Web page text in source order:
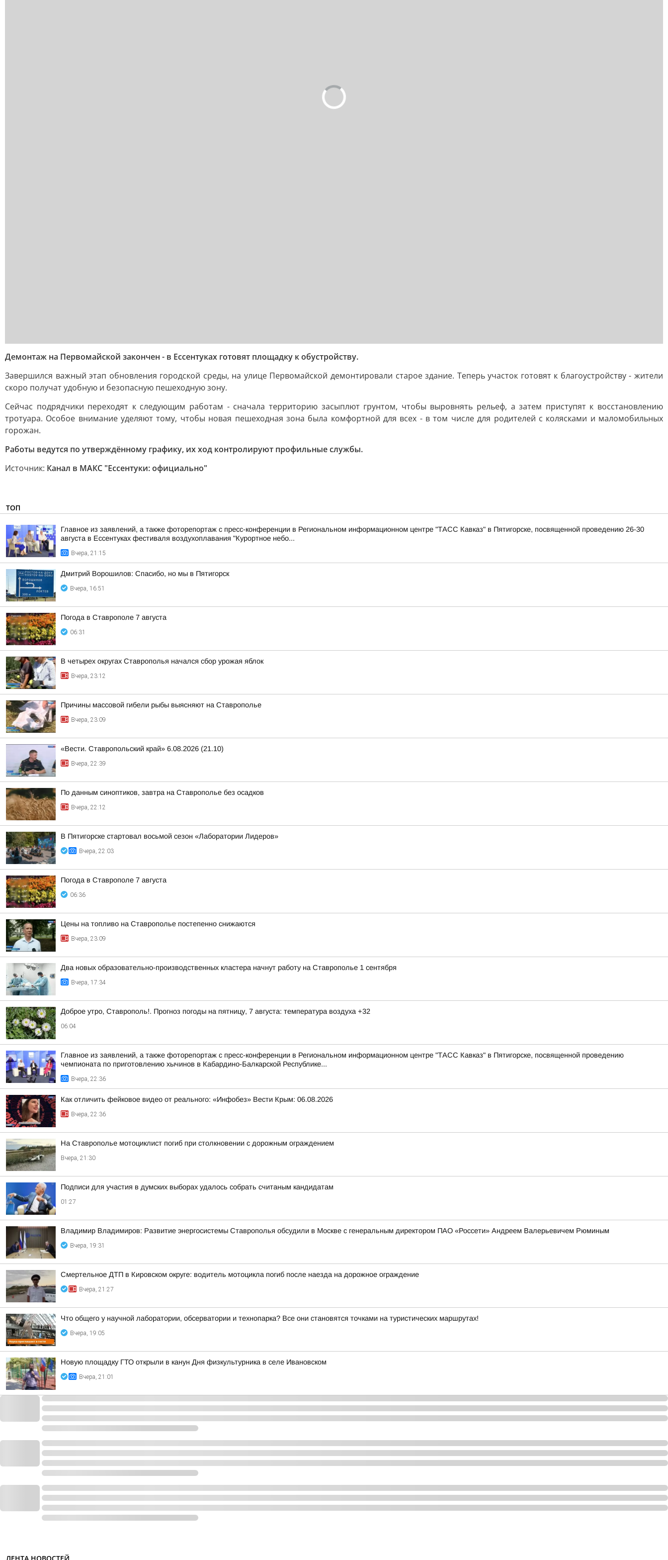
Демонтаж на Первомайской закончен - в Ессентуках готовят площадку к обустройству.
Завершился важный этап обновления городской среды, на улице Первомайской демонтировали старое здание. Теперь участок готовят к благоустройству - жители
скоро получат удобную и безопасную пешеходную зону.
Сейчас подрядчики переходят к следующим работам - сначала территорию засыплют грунтом, чтобы выровнять рельеф, а затем приступят к восстановлению
тротуара. Особое внимание уделяют тому, чтобы новая пешеходная зона была комфортной для всех - в том числе для родителей с колясками и маломобильных
горожан.
Работы ведутся по утверждённому графику, их ход контролируют профильные службы.
Источник: Канал в МАКС "Ессентуки: официально"
ТОП
Главное из заявлений, а также фоторепортаж с пресс-конференции в Региональном информационном центре "ТАСС Кавказ" в Пятигорске, посвященной проведению 26-30
августа в Ессентуках фестиваля воздухоплавания "Курортное небо...
Вчера, 21:15
Дмитрий Ворошилов: Спасибо, но мы в Пятигорск
Вчера, 16:51
Погода в Ставрополе 7 августа
06:31
В четырех округах Ставрополья начался сбор урожая яблок
Вчера, 23:12
Причины массовой гибели рыбы выясняют на Ставрополье
Вчера, 23:09
«Вести. Ставропольский край» 6.08.2026 (21.10)
Вчера, 22:39
По данным синоптиков, завтра на Ставрополье без осадков
Вчера, 22:12
В Пятигорске стартовал восьмой сезон «Лаборатории Лидеров»
Вчера, 22:03
Погода в Ставрополе 7 августа
06:36
Цены на топливо на Ставрополье постепенно снижаются
Вчера, 23:09
Два новых образовательно-производственных кластера начнут работу на Ставрополье 1 сентября
Вчера, 17:34
Доброе утро, Ставрополь!. Прогноз погоды на пятницу, 7 августа: температура воздуха +32
06:04
Главное из заявлений, а также фоторепортаж с пресс-конференции в Региональном информационном центре "ТАСС Кавказ" в Пятигорске, посвященной проведению
чемпионата по приготовлению хычинов в Кабардино-Балкарской Республике...
Вчера, 22:36
Как отличить фейковое видео от реального: «Инфобез» Вести Крым: 06.08.2026
Вчера, 22:36
На Ставрополье мотоциклист погиб при столкновении с дорожным ограждением
Вчера, 21:30
Подписи для участия в думских выборах удалось собрать считаным кандидатам
01:27
Владимир Владимиров: Развитие энергосистемы Ставрополья обсудили в Москве с генеральным директором ПАО «Россети» Андреем Валерьевичем Рюминым
Вчера, 19:31
Смертельное ДТП в Кировском округе: водитель мотоцикла погиб после наезда на дорожное ограждение
Вчера, 21:27
Что общего у научной лаборатории, обсерватории и технопарка? Все они становятся точками на туристических маршрутах!
Вчера, 19:05
Новую площадку ГТО открыли в канун Дня физкультурника в селе Ивановском
Вчера, 21:01